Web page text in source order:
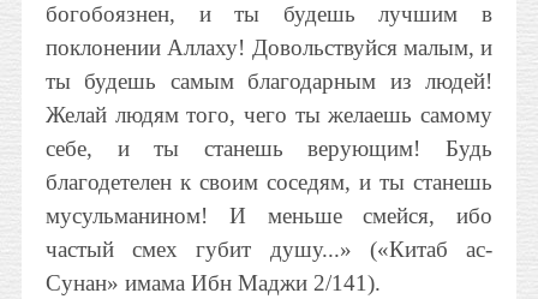
богобоязнен, и ты будешь лучшим в
поклонении Аллаху! Довольствуйся малым, и
ты будешь самым благодарным из людей!
Желай людям того, чего ты желаешь самому
себе, и ты станешь верующим! Будь
благодетелен к своим соседям, и ты станешь
мусульманином! И меньше смейся, ибо
частый смех губит душу...» («Китаб ас-
Сунан» имама Ибн Маджи 2/141).